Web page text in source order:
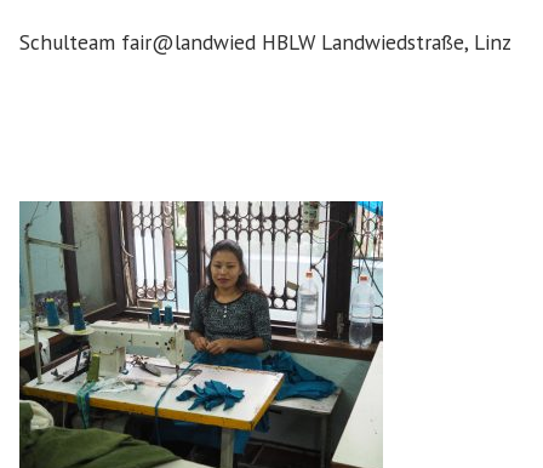
Schulteam fair@landwied HBLW Landwiedstraße, Linz